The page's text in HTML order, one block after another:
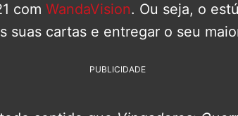
com WandaVision. Ou seja, o
suas cartas e entregar o seu
PUBLICIDADE